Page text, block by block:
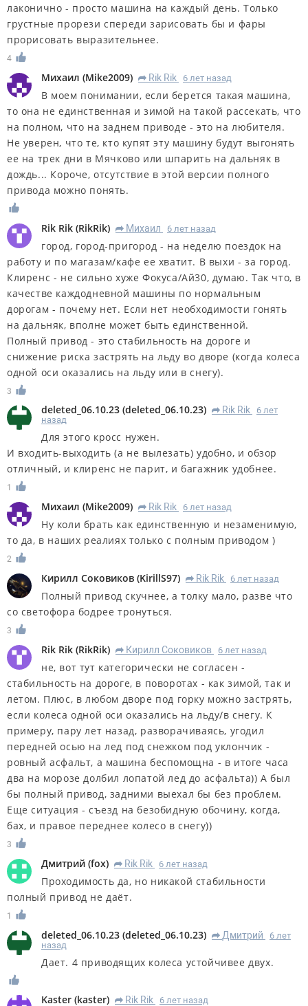
лаконично - просто машина на каждый день. Только
грустные прорези спереди зарисовать бы и фары
прорисовать выразительнее.
4
Михаил (Mike2009) R Rik Rik 6 лет назад
В моем понимании, если берется такая машина,
то она не единственная и зимой на такой рассекать, что
на полном, что на заднем приводе - это на любителя.
Не уверен, что те, кто купят эту машину будут выгонять
ее на трек дни в Мячково или шпарить на дальняк в
дождь... Короче, отсутствие в этой версии полного
привода можно понять.
Rik Rik (RikRik) R Михаил 6 лет назад
город, город-пригород - на неделю поездок на
работу и по магазам/кафе ее хватит. В выхи - за город.
Клиренс - не сильно хуже Фокуса/Ай30, думаю. Так что, в
качестве каждодневной машины по нормальным
дорогам - почему нет. Если нет необходимости гонять
на дальняк, вполне может быть единственной.
Полный привод - это стабильность на дороге и
снижение риска застрять на льду во дворе (когда колеса
одной оси оказались на льду или в снегу).
3
deleted_06.10.23 (deleted_06.10.23) R Rik Rik
6 лет
назад
Для этого кросс нужен.
И входить-выходить (а не вылезать) удобно, и обзор
отличный, и клиренс не парит, и багажник удобнее.
1
Михаил (Mike2009) R Rik Rik 6 лет назад
Ну коли брать как единственную и незаменимую,
то да, в наших реалиях только с полным приводом )
2
Кирилл Соковиков (KirillS97) R Rik Rik 6 лет назад
Полный привод скучнее, а толку мало, разве что
со светофора бодрее тронуться.
3
Rik Rik (RikRik) R Кирилл Соковиков 6 лет назад
не, вот тут категорически не согласен -
стабильность на дороге, в поворотах - как зимой, так и
летом. Плюс, в любом дворе под горку можно застрять,
если колеса одной оси оказались на льду/в снегу. К
примеру, пару лет назад, разворачиваясь, угодил
передней осью на лед под снежком под уклончик -
ровный асфальт, а машина беспомощна - в итоге часа
два на морозе долбил лопатой лед до асфальта)) А был
бы полный привод, задними выехал бы без проблем.
Еще ситуация - съезд на безобидную обочину, когда,
бах, и правое переднее колесо в снегу))
3
Дмитрий (fox) R Rik Rik 6 лет назад
Проходимость да, но никакой стабильности
полный привод не даёт.
1
deleted_06.10.23 (deleted_06.10.23) R Дмитрий
6 лет
назад
Дает. 4 приводящих колеса устойчивее двух.
Kaster (kaster) R Rik Rik 6 лет назад